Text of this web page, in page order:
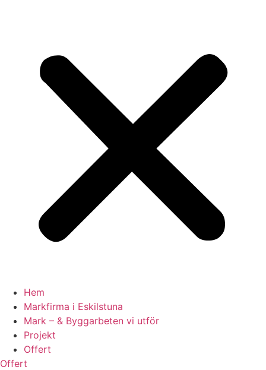
Hem
Markfirma i Eskilstuna
Mark – & Byggarbeten vi utför
Projekt
Offert
Offert